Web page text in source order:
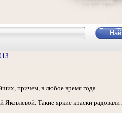
причем, в любое время года.
Такие яркие краски